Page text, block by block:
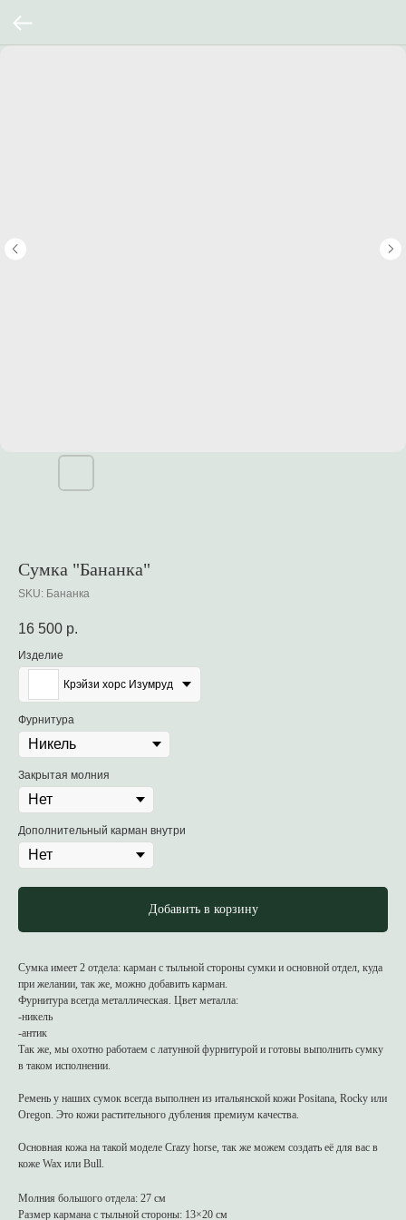
Сумка "Бананка"
SKU: Бананка
16 500 р.
Изделие
Крэйзи хорс Изумруд
Фурнитура
Закрытая молния
Дополнительный карман внутри
Добавить в корзину
Сумка имеет 2 отдела: карман с тыльной стороны сумки и основной отдел, куда
при желании, так же, можно добавить карман.
Фурнитура всегда металлическая. Цвет металла:
-никель
-антик
Так же, мы охотно работаем с латунной фурнитурой и готовы выполнить сумку
в таком исполнении.
Ремень у наших сумок всегда выполнен из итальянской кожи Positana, Rocky или
Oregon. Это кожи растительного дубления премиум качества.
Основная кожа на такой моделе Crazy horse, так же можем создать её для вас в
коже Wax или Bull.
Молния большого отдела: 27 см
Размер кармана с тыльной стороны: 13×20 см